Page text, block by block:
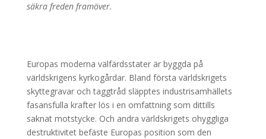
säkra freden framöver.
Europas moderna välfärdsstater är byggda på
världskrigens kyrkogårdar. Bland första världskrigets
skyttegravar och taggtråd släpptes industrisamhällets
fasansfulla krafter lös i en omfattning som dittills
saknat motstycke. Och andra världskrigets ohyggliga
destruktivitet befäste Europas position som den